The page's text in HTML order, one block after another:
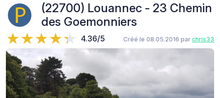
(22700) Louannec - 23 Chemin
des Goemonniers
4.36/5 Créé le 08.05.2016 par chris33